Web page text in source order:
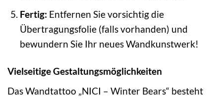
Fertig: Entfernen Sie vorsichtig die
Übertragungsfolie (falls vorhanden) und
bewundern Sie Ihr neues Wandkunstwerk!
Vielseitige Gestaltungsmöglichkeiten
Das Wandtattoo „NICI – Winter Bears“ besteht